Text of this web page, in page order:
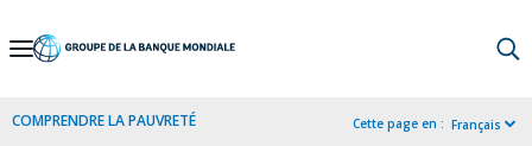
Skip
Navigation
COMPRENDRE LA PAUVRETÉ Cette page en : Français